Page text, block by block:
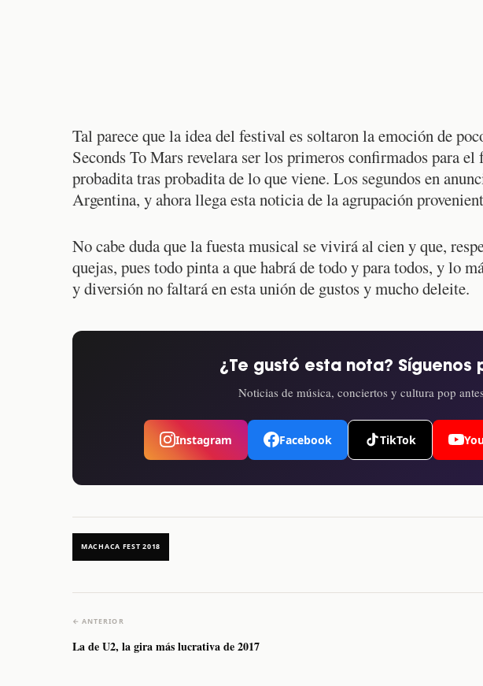
Tal parece que la idea del festival es soltaron la emoción de
Seconds To Mars revelara ser los primeros confirmados para el
probadita tras probadita de lo que viene. Los segundos en
Argentina, y ahora llega esta noticia de la agrupación
No cabe duda que la fuesta musical se vivirá al cien y que,
quejas, pues todo pinta a que habrá de todo y para todos, y lo
y diversión no faltará en esta unión de gustos y mucho deleite.
¿Te gustó esta nota? Síguenos
Noticias de música, conciertos y cultura pop
Instagram Facebook TikTok
MACHACA FEST 2018
← ANTERIOR
La de U2, la gira más lucrativa de 2017